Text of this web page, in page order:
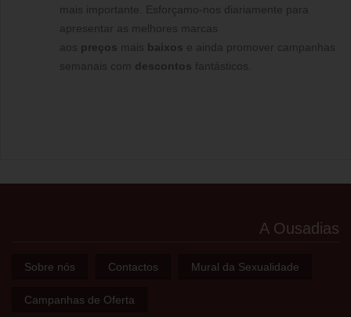
mais importante. Esforçamo-nos diariamente para
apresentar as melhores marcas
aos preços mais baixos e ainda promover campanhas
semanais com descontos fantásticos.
A Ousadias
Sobre nós Contactos Mural da Sexualidade
Campanhas de Oferta